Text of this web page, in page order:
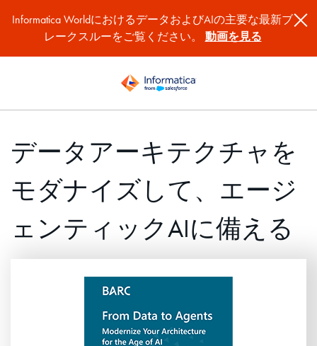
Informatica WorldにおけるデータおよびAIの主要な最新ブ
レークスルーをご覧ください。 動画を見る
データアーキテクチャを
モダナイズして、エージ
ェンティックAIに備える